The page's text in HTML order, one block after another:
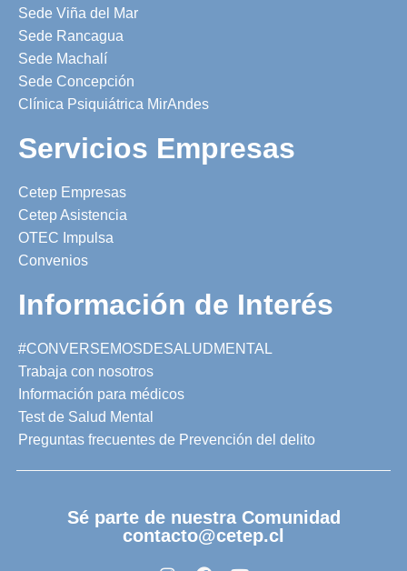
Sede Viña del Mar
Sede Rancagua
Sede Machalí
Sede Concepción
Clínica Psiquiátrica MirAndes
Servicios Empresas
Cetep Empresas
Cetep Asistencia
OTEC Impulsa
Convenios
Información de Interés
#CONVERSEMOSDESALUDMENTAL
Trabaja con nosotros
Información para médicos
Test de Salud Mental
Preguntas frecuentes de Prevención del delito
Sé parte de nuestra Comunidad
contacto@cetep.cl